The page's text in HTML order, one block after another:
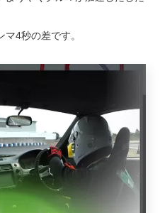
4秒の差です。